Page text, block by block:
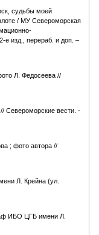
судьбы моей
/ МУ Североморская
е изд., перераб. и доп. –
Л. Федосеева //
Североморские вести. -
; фото автора //
Л. Крейна (ул.
ИБО ЦГБ имени Л.